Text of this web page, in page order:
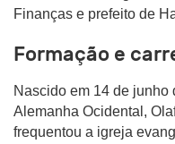
Finanças e prefeito de
Formação e
Nascido em 14 de junho
Alemanha Ocidental,
frequentou a igreja